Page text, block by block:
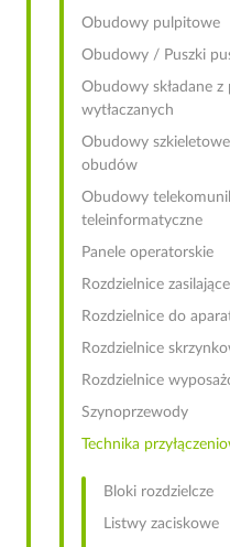
Obudowy pulpitowe
Obudowy / Puszki
Obudowy składane z
wytłaczanych
Obudowy
obudów
Obudowy
teleinformatyczne
Panele operatorskie
Rozdzielnice zasilające
Rozdzielnice do
Rozdzielnice
Rozdzielnice
Szynoprzewody
Technika
Bloki rozdzielcze
Listwy zaciskowe